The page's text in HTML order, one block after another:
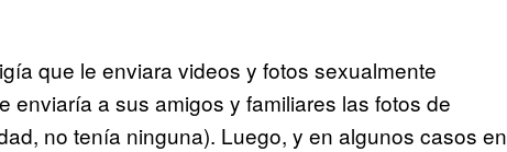
que le enviara videos y fotos sexualmente
enviaría a sus amigos y familiares las fotos de
no tenía ninguna). Luego, y en algunos casos en